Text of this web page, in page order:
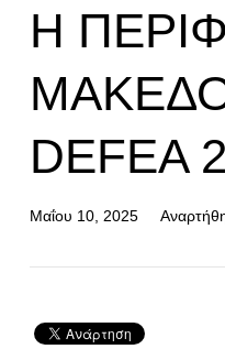
Η
DEFEA
Μαΐου 10, 2025